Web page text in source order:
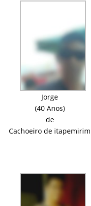
Jorge
(40 Anos)
de
Cachoeiro de itapemirim